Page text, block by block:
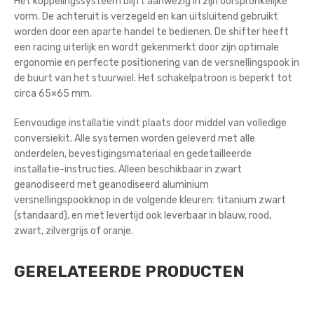
vorm. De achteruit is verzegeld en kan uitsluitend gebruikt
worden door een aparte handel te bedienen. De shifter heeft
een racing uiterlijk en wordt gekenmerkt door zijn optimale
ergonomie en perfecte positionering van de versnellingspook in
de buurt van het stuurwiel. Het schakelpatroon is beperkt tot
circa 65×65 mm.
Eenvoudige installatie vindt plaats door middel van volledige
conversiekit. Alle systemen worden geleverd met alle
onderdelen, bevestigingsmateriaal en gedetailleerde
installatie-instructies. Alleen beschikbaar in zwart
geanodiseerd met geanodiseerd aluminium
versnellingspookknop in de volgende kleuren: titanium zwart
(standaard), en met levertijd ook leverbaar in blauw, rood,
zwart, zilvergrijs of oranje.
GERELATEERDE PRODUCTEN